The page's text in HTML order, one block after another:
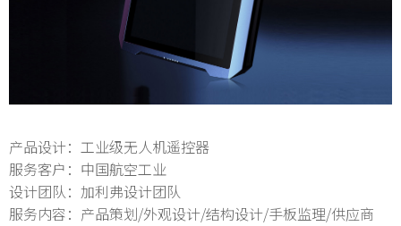
产品设计：工业级无人机遥控器
服务客户：中国航空工业
设计团队：加利弗设计团队
服务内容：产品策划/外观设计/结构设计/手板监理/供应商